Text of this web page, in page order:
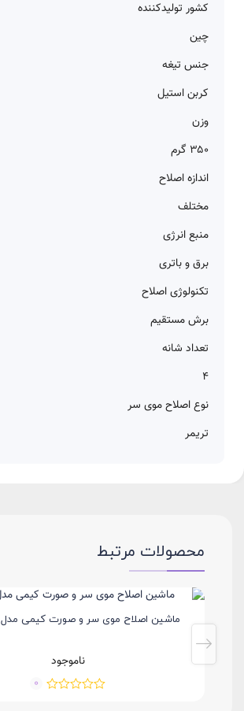
کشور تولیدکننده
چین
جنس تیغه
کربن استیل
وزن
۳۵۰ گرم
اندازه اصلاح
مختلف
منبع انرژی
برق و باتری
تکنولوژی اصلاح
برش مستقیم
تعداد شانه
۴
نوع اصلاح موی سر
تریمر
محصولات مرتبط
ماشین اصلاح موی سر و صورت کیمی مدل KM-2296
ناموجود
0